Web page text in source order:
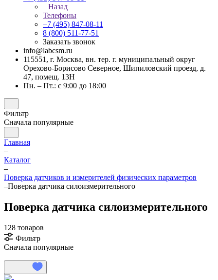
Назад
Телефоны
+7 (495) 847-08-11
8 (800) 511-77-51
Заказать звонок
info@labcsm.ru
115551, г. Москва, вн. тер. г. муниципальный округ
Орехово-Борисово Северное, Шипиловский проезд, д.
47, помещ. 13Н
Пн. – Пт.: с 9:00 до 18:00
Фильтр
Сначала популярные
Главная
–
Каталог
–
Поверка датчиков и измерителей физических параметров
–Поверка датчика силоизмерительного
Поверка датчика силоизмерительного
128 товаров
Фильтр
Сначала популярные